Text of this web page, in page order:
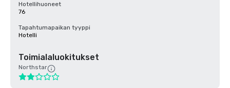
Hotellihuoneet
76
Tapahtumapaikan tyyppi
Hotelli
Toimialaluokitukset
Northstar